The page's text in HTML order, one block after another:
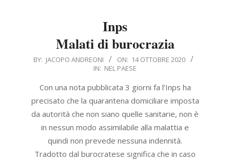
Inps
Malati di burocrazia
2020-
BY: JACOPO ANDREONI ON: 14 OTTOBRE 2020
IN: NEL PAESE
Con una nota pubblicata 3 giorni fa l’Inps ha
precisato che la quarantena domiciliare imposta
da autorità che non siano quelle sanitarie, non è
in nessun modo assimilabile alla malattia e
quindi non prevede nessuna indennità.
Tradotto dal burocratese significa che in caso